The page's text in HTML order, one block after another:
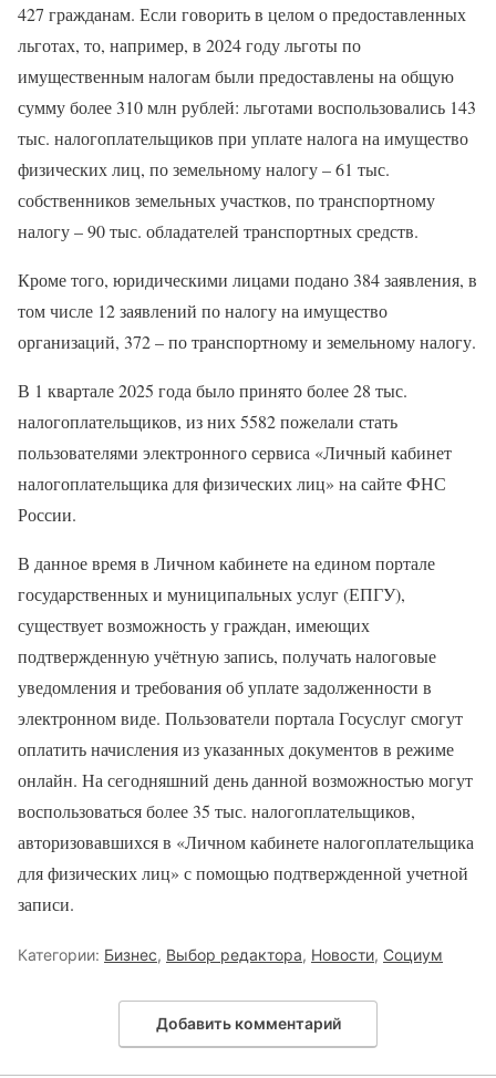
427 гражданам. Если говорить в целом о предоставленных
льготах, то, например, в 2024 году льготы по
имущественным налогам были предоставлены на общую
сумму более 310 млн рублей: льготами воспользовались 143
тыс. налогоплательщиков при уплате налога на имущество
физических лиц, по земельному налогу – 61 тыс.
собственников земельных участков, по транспортному
налогу – 90 тыс. обладателей транспортных средств.
Кроме того, юридическими лицами подано 384 заявления, в
том числе 12 заявлений по налогу на имущество
организаций, 372 – по транспортному и земельному налогу.
В 1 квартале 2025 года было принято более 28 тыс.
налогоплательщиков, из них 5582 пожелали стать
пользователями электронного сервиса «Личный кабинет
налогоплательщика для физических лиц» на сайте ФНС
России.
В данное время в Личном кабинете на едином портале
государственных и муниципальных услуг (ЕПГУ),
существует возможность у граждан, имеющих
подтвержденную учётную запись, получать налоговые
уведомления и требования об уплате задолженности в
электронном виде. Пользователи портала Госуслуг смогут
оплатить начисления из указанных документов в режиме
онлайн. На сегодняшний день данной возможностью могут
воспользоваться более 35 тыс. налогоплательщиков,
авторизовавшихся в «Личном кабинете налогоплательщика
для физических лиц» с помощью подтвержденной учетной
записи.
Категории: Бизнес, Выбор редактора, Новости, Социум
Добавить комментарий